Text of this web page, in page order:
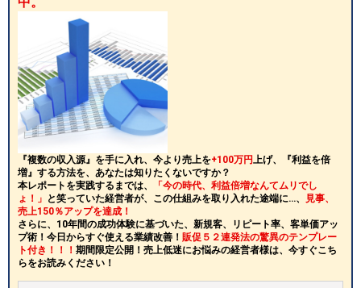
『複数の収入源』を手に入れ、今より売上を+100万円 上げ、『利益を倍
増』する方法を、あなたは知りたくないですか？
本レポートを実践するまでは、
「今の時代、利益倍増なんてムリでし
ょ！」 と笑っていた経営者が、この仕組みを取り入れた途端に…、
見事、
売上150％アップを達成！
さらに、10年間の成功体験に基づいた、新規客、リピート率、客単価アッ
プ術！今日からすぐ使える業績改善！ 販促５２連発法の驚異のテンプレー
ト付き！！！ 期間限定公開！売上低迷にお悩みの経営者様は、今すぐこち
らをお読みください！